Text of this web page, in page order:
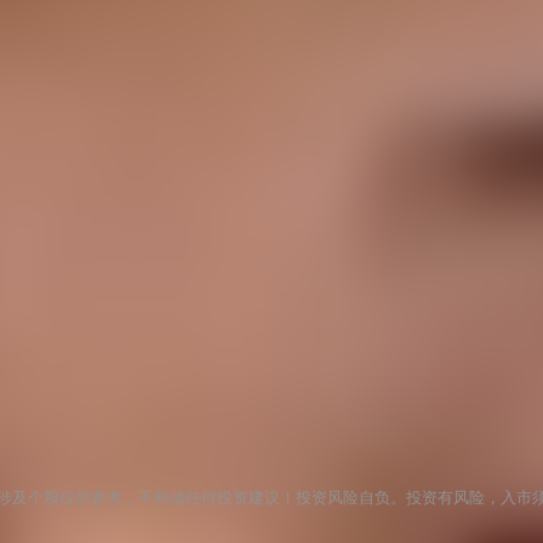
及个股仅供参考，不构成任何投资建议！投资风险自负。投资有风险，入市